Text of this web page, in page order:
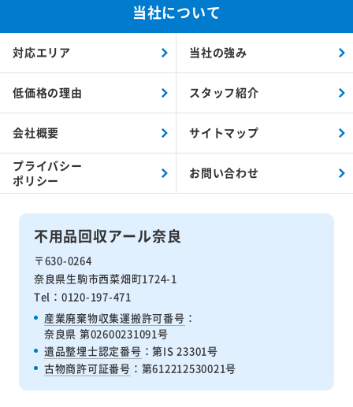
不用品回収アール奈良
〒630-0264
奈良県生駒市西菜畑町1724-1
Tel：0120-197-471
産業廃棄物収集運搬許可番号 ：
奈良県 第02600231091号
遺品整埋士認定番号 ：第IS 23301号
古物商許可証番号 ：第612212530021号
当社について
対応エリア 当社の強み
低価格の理由 スタッフ紹介
会社概要 サイトマップ
プライバシー
ポリシー
お問い合わせ